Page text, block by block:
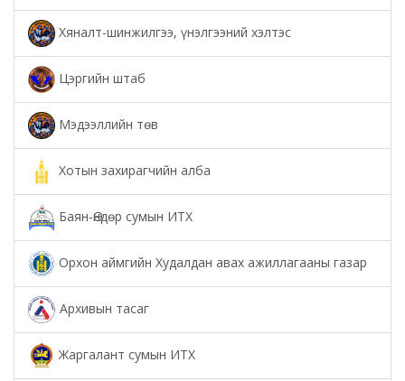
Хяналт-шинжилгээ, үнэлгээний хэлтэс
Цэргийн штаб
Мэдээллийн төв
Хотын захирагчийн алба
Баян-Өндөр сумын ИТХ
Орхон аймгийн Худалдан авах ажиллагааны газар
Архивын тасаг
Жаргалант сумын ИТХ